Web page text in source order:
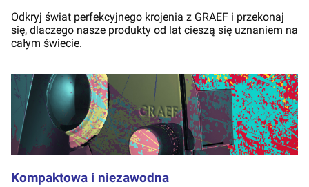
Odkryj świat perfekcyjnego krojenia z GRAEF i przekonaj
się, dlaczego nasze produkty od lat cieszą się uznaniem na
całym świecie.
Kompaktowa i niezawodna